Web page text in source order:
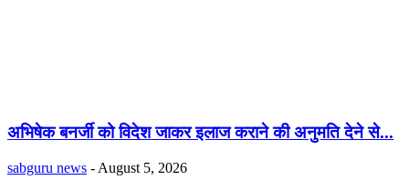
अभिषेक बनर्जी को विदेश जाकर इलाज कराने की अनुमति देने से...
sabguru news - August 5, 2026